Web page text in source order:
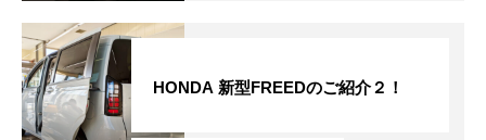
HONDA 新型FREEDのご紹介２！